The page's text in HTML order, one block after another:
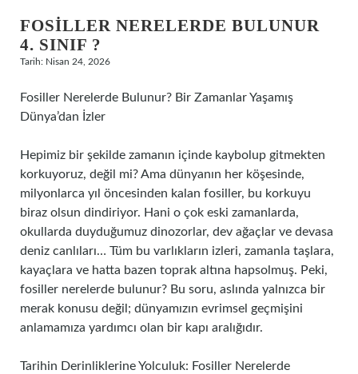
Hakkımızda
FOSILLER NERELERDE BULUNUR
4. SINIF ?
Tarih: Nisan 24, 2026
Fosiller Nerelerde Bulunur? Bir Zamanlar Yaşamış
Dünya’dan İzler
Hepimiz bir şekilde zamanın içinde kaybolup gitmekten
korkuyoruz, değil mi? Ama dünyanın her köşesinde,
milyonlarca yıl öncesinden kalan fosiller, bu korkuyu
biraz olsun dindiriyor. Hani o çok eski zamanlarda,
okullarda duyduğumuz dinozorlar, dev ağaçlar ve devasa
deniz canlıları… Tüm bu varlıkların izleri, zamanla taşlara,
kayaçlara ve hatta bazen toprak altına hapsolmuş. Peki,
fosiller nerelerde bulunur? Bu soru, aslında yalnızca bir
merak konusu değil; dünyamızın evrimsel geçmişini
anlamamıza yardımcı olan bir kapı aralığıdır.
Tarihin Derinliklerine Yolculuk: Fosiller Nerelerde